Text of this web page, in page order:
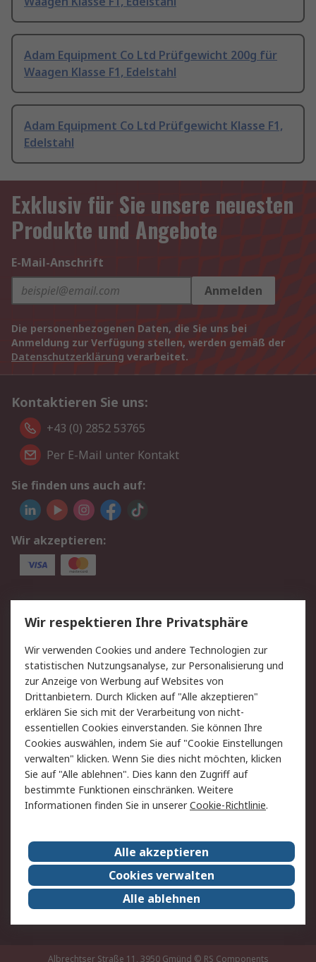
Adam Equipment Co Ltd Prüfgewicht 200g für
Waagen Klasse F1, Edelstahl
Adam Equipment Co Ltd Prüfgewicht Klasse F1,
Edelstahl
Exklusiv für Sie unsere neuesten
Produkte und Angebote
E-Mail-Anschrift
Anmelden
Die personenbezogenen Daten, die Sie uns bei
Anmeldung zur Verfügung stellen, werden gemäß der
Datenschutzerklärung verarbeitet.
Kontaktieren Sie uns:
+43 (0) 2852 53765
Per E-Mail unter Kontakt
Sie finden uns auch auf:
Wir akzeptieren:
Service
Value Added Services
Lieferlösungen
Rücksendung/Entsorgung Kontakt
Hilfe
Rechtliches
RS Verkaufs- und
Lieferbedingungen
Datenschutz
Cookie-Richtlinie
Zahlungsbedingungen
Impressum
Webseite Konditionen
RS weltweit
Karriere bei RS
Nachhaltigkeit
Qualität/Zertifikate
Presse-Center
Event-Center
Albrechtser Straße 11, 3950 Gmünd © RS Components
Wir respektieren Ihre Privatsphäre
Wir verwenden Cookies und andere Technologien zur
statistischen Nutzungsanalyse, zur Personalisierung und
zur Anzeige von Werbung auf Websites von
Drittanbietern. Durch Klicken auf "Alle akzeptieren"
erklären Sie sich mit der Verarbeitung von nicht-
essentiellen Cookies einverstanden. Sie können Ihre
Cookies auswählen, indem Sie auf "Cookie Einstellungen
verwalten" klicken. Wenn Sie dies nicht möchten, klicken
Sie auf "Alle ablehnen". Dies kann den Zugriff auf
bestimmte Funktionen einschränken. Weitere
Informationen finden Sie in unsererCookie-Richtlinie.
Alle akzeptieren
Cookies verwalten
Alle ablehnen